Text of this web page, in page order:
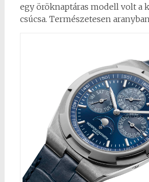
egy öröknaptáras modell volt a
csúcsa. Természetesen